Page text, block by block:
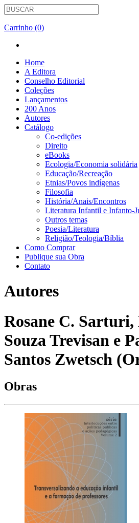
Carrinho (0)
Home
A Editora
Conselho Editorial
Coleções
Lançamentos
200 Anos
Autores
Catálogo
Co-edições
Direito
eBooks
Ecologia/Economia solidária
Educação/Recreação
Etnias/Povos indígenas
Filosofia
História/Anais/Encontros
Literatura Infantil e Infanto-
Outros temas
Poesia/Literatura
Religião/Teologia/Bíblia
Como Comprar
Publique sua Obra
Contato
Autores
Rosane C. Sarturi,
Souza Trevisan e
Santos Zwetsch
Obras